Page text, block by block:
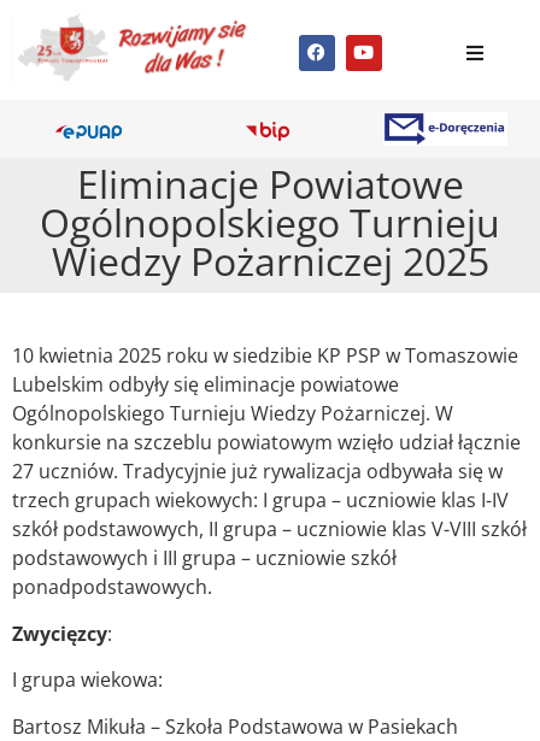
Eliminacje Powiatowe
Ogólnopolskiego Turnieju
Wiedzy Pożarniczej 2025
10 kwietnia 2025 roku w siedzibie KP PSP w Tomaszowie
Lubelskim odbyły się eliminacje powiatowe
Ogólnopolskiego Turnieju Wiedzy Pożarniczej. W
konkursie na szczeblu powiatowym wzięło udział łącznie
27 uczniów. Tradycyjnie już rywalizacja odbywała się w
trzech grupach wiekowych: I grupa – uczniowie klas I-IV
szkół podstawowych, II grupa – uczniowie klas V-VIII szkół
podstawowych i III grupa – uczniowie szkół
ponadpodstawowych.
Zwycięzcy:
I grupa wiekowa:
Bartosz Mikuła – Szkoła Podstawowa w Pasiekach